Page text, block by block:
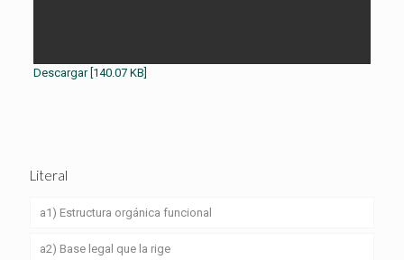
Descargar [140.07 KB]
Literal
a1) Estructura orgánica funcional
a2) Base legal que la rige